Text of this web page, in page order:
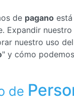
de pagano
Expandir
nuestro uso
" y cómo
de